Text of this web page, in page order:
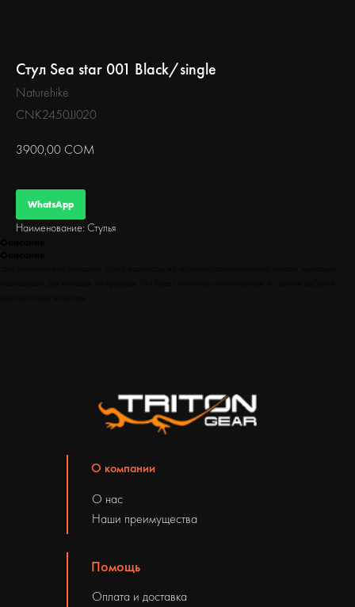
Стул Sea star 001 Black/single
Naturehike
CNK2450JJ020
3900,00 СОМ
WhatsApp
Наименование: Стулья
О компании
О нас
Наши преимущества
Помощь
Оплата и доставка